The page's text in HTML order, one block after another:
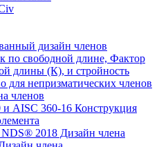
дизайн членов
по свободной длине, Фактор
длины (К), и стройность
для непризматических членов
членов
и AISC 360-16 Конструкция
2018 Дизайн члена